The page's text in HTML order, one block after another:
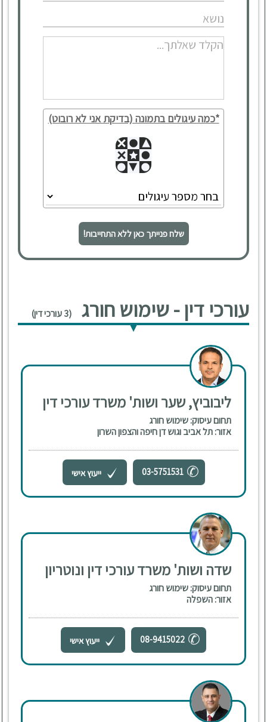
*כמה עיגולים בתמונה (בדיקת אני לא רובוט)
שלח פנייתך כאן ללא התחייבות!
עורכי דין - שימוש חורג (3 עורכי דין)
ליבוביץ, שער ושות' משרד עורכי דין
תחום עיסוק: שימוש חורג
אזור: תל אביב וגוש דן חיפה והצפון השרון
03-5751531 ייעוץ אישי
שדה ושות' משרד עורכי דין ונוטריון
תחום עיסוק: שימוש חורג
אזור: השפלה
08-9415022 ייעוץ אישי